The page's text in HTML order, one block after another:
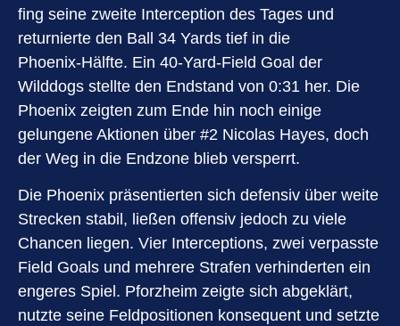
fing seine zweite Interception des Tages und
returnierte den Ball 34 Yards tief in die
Phoenix‑Hälfte. Ein 40‑Yard‑Field Goal der
Wilddogs stellte den Endstand von 0:31 her. Die
Phoenix zeigten zum Ende hin noch einige
gelungene Aktionen über #2 Nicolas Hayes, doch
der Weg in die Endzone blieb versperrt.
Die Phoenix präsentierten sich defensiv über weite
Strecken stabil, ließen offensiv jedoch zu viele
Chancen liegen. Vier Interceptions, zwei verpasste
Field Goals und mehrere Strafen verhinderten ein
engeres Spiel. Pforzheim zeigte sich abgeklärt,
nutzte seine Feldpositionen konsequent und setzte